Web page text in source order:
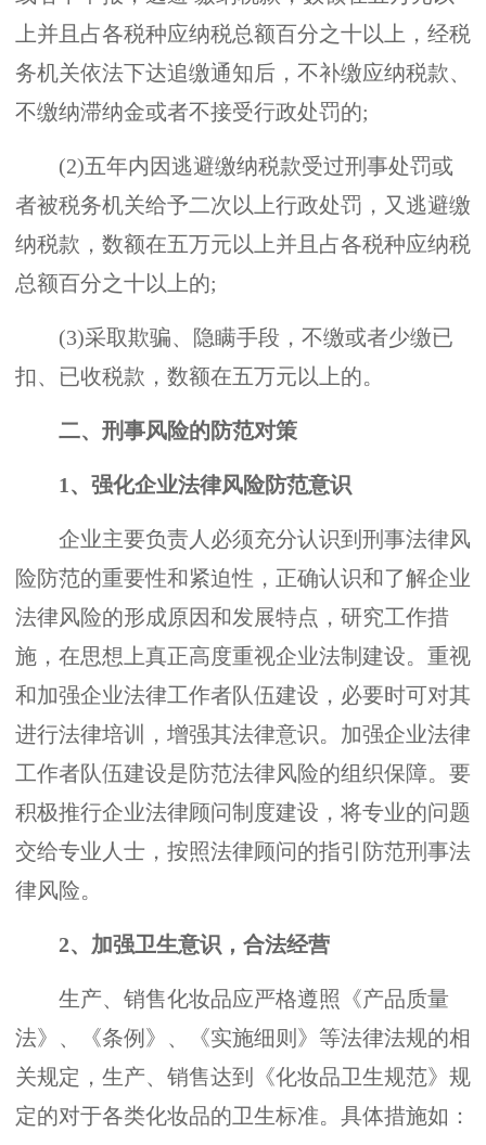
上并且占各税种应纳税总额百分之十以上，经税
务机关依法下达追缴通知后，不补缴应纳税款、
不缴纳滞纳金或者不接受行政处罚的;
(2)五年内因逃避缴纳税款受过刑事处罚或
者被税务机关给予二次以上行政处罚，又逃避缴
纳税款，数额在五万元以上并且占各税种应纳税
总额百分之十以上的;
(3)采取欺骗、隐瞒手段，不缴或者少缴已
扣、已收税款，数额在五万元以上的。
二、刑事风险的防范对策
1、强化企业法律风险防范意识
企业主要负责人必须充分认识到刑事法律风
险防范的重要性和紧迫性，正确认识和了解企业
法律风险的形成原因和发展特点，研究工作措
施，在思想上真正高度重视企业法制建设。重视
和加强企业法律工作者队伍建设，必要时可对其
进行法律培训，增强其法律意识。加强企业法律
工作者队伍建设是防范法律风险的组织保障。要
积极推行企业法律顾问制度建设，将专业的问题
交给专业人士，按照法律顾问的指引防范刑事法
律风险。
2、加强卫生意识，合法经营
生产、销售化妆品应严格遵照《产品质量
法》、《条例》、《实施细则》等法律法规的相
关规定，生产、销售达到《化妆品卫生规范》规
定的对于各类化妆品的卫生标准。具体措施如：